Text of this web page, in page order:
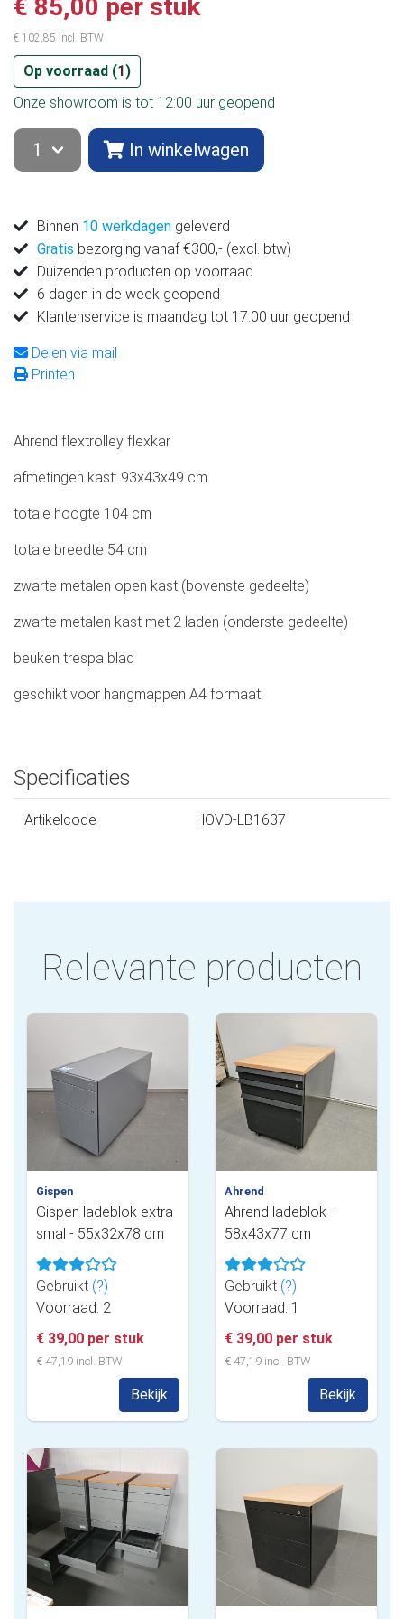
€ 85,00 per stuk
€ 102,85 incl. BTW
Op voorraad (1)
Onze showroom is tot 12:00 uur geopend
In winkelwagen
Binnen 10 werkdagen geleverd
Gratis bezorging vanaf €300,- (excl. btw)
Duizenden producten op voorraad
6 dagen in de week geopend
Klantenservice is maandag tot 17:00 uur geopend
Delen via mail
Printen
Ahrend flextrolley flexkar
afmetingen kast: 93x43x49 cm
totale hoogte 104 cm
totale breedte 54 cm
zwarte metalen open kast (bovenste gedeelte)
zwarte metalen kast met 2 laden (onderste gedeelte)
beuken trespa blad
geschikt voor hangmappen A4 formaat
Specificaties
Artikelcode HOVD-LB1637
Relevante producten
Gispen
Gispen ladeblok extra
smal - 55x32x78 cm
Gebruikt (?)
Voorraad: 2
€ 39,00 per stuk
€ 47,19 incl. BTW
Bekijk
Ahrend
Ahrend ladeblok -
58x43x77 cm
Gebruikt (?)
Voorraad: 1
€ 39,00 per stuk
€ 47,19 incl. BTW
Bekijk